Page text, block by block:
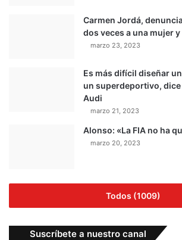
Carmen Jordá,
dos veces a una mujer
marzo 23, 2023
Es más difícil diseñar
un superdeportivo,
Audi
marzo 21, 2023
Alonso: «La FIA no ha
marzo 20, 2023
Todos (1009)
Suscríbete a nuestro canal